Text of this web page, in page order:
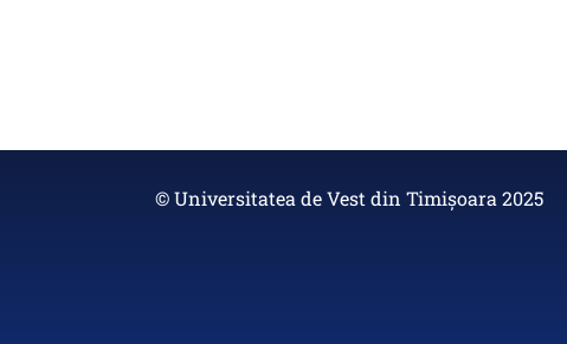
© Universitatea de Vest din Timișoara 2025